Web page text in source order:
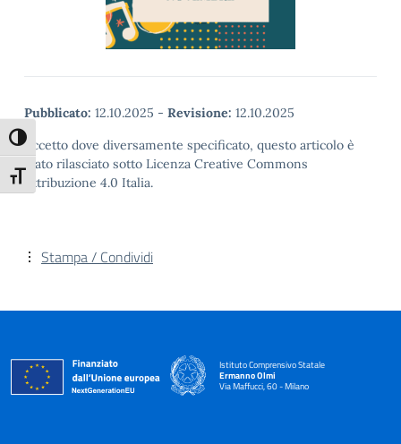
Attiva/disattiva alto contrasto
Attiva/disattiva dimensione testo
Pubblicato: 12.10.2025 - Revisione: 12.10.2025
Eccetto dove diversamente specificato, questo articolo è
stato rilasciato sotto Licenza Creative Commons
Attribuzione 4.0 Italia.
Stampa / Condividi
Istituto Comprensivo Statale
Ermanno Olmi
Via Maffucci, 60 - Milano
— Visita la pagina iniziale della scuola